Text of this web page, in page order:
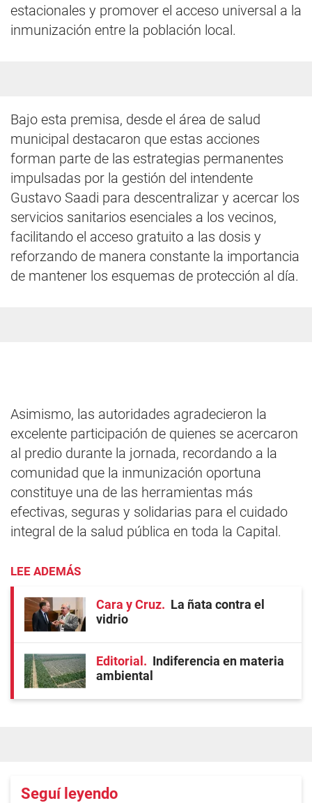
estacionales y promover el acceso universal a la
inmunización entre la población local.
Bajo esta premisa, desde el área de salud
municipal destacaron que estas acciones
forman parte de las estrategias permanentes
impulsadas por la gestión del intendente
Gustavo Saadi para descentralizar y acercar los
servicios sanitarios esenciales a los vecinos,
facilitando el acceso gratuito a las dosis y
reforzando de manera constante la importancia
de mantener los esquemas de protección al día.
Asimismo, las autoridades agradecieron la
excelente participación de quienes se acercaron
al predio durante la jornada, recordando a la
comunidad que la inmunización oportuna
constituye una de las herramientas más
efectivas, seguras y solidarias para el cuidado
integral de la salud pública en toda la Capital.
LEE ADEMÁS
Cara y Cruz
La ñata contra el
vidrio
Editorial
Indiferencia en materia
ambiental
Seguí leyendo